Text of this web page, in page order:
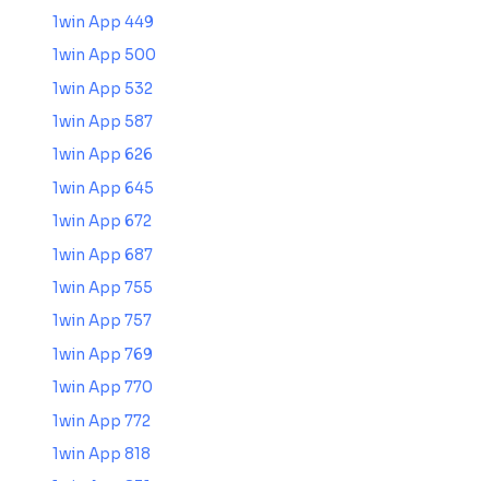
1win App 449
1win App 500
1win App 532
1win App 587
1win App 626
1win App 645
1win App 672
1win App 687
1win App 755
1win App 757
1win App 769
1win App 770
1win App 772
1win App 818